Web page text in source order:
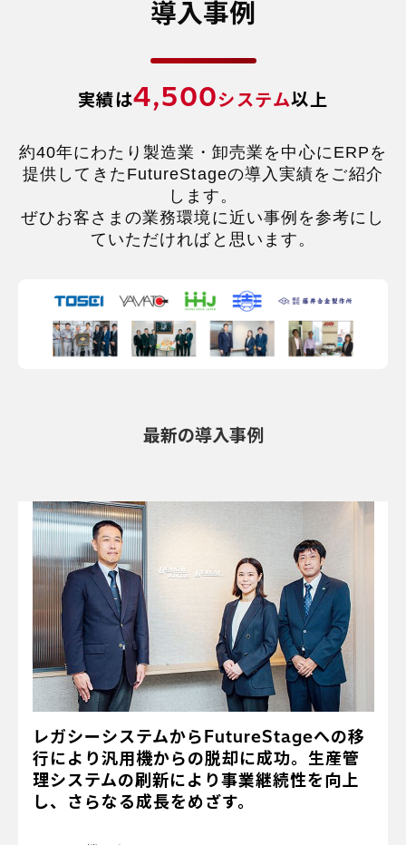
導入事例
実績は4,500システム以上
約40年にわたり製造業・卸売業を中心にERPを
提供してきたFutureStageの導入実績をご紹介
します。
ぜひお客さまの業務環境に近い事例を参考にし
ていただければと思います。
最新の導入事例
レガシーシステムからFutureStageへの移
行により汎用機からの脱却に成功。生産管
理システムの刷新により事業継続性を向上
し、さらなる成長をめざす。